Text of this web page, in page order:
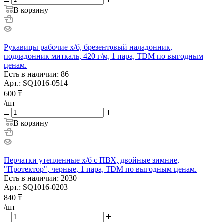
В корзину
Рукавицы рабочие х/б, брезентовый наладонник,
подладонник миткаль, 420 г/м, 1 пара, TDM по выгодным
ценам.
Есть в наличии: 86
Арт.: SQ1016-0514
600 ₸
/шт
В корзину
Перчатки утепленные х/б с ПВХ, двойные зимние,
"Протектор", черные, 1 пара, TDM по выгодным ценам.
Есть в наличии: 2030
Арт.: SQ1016-0203
840 ₸
/шт